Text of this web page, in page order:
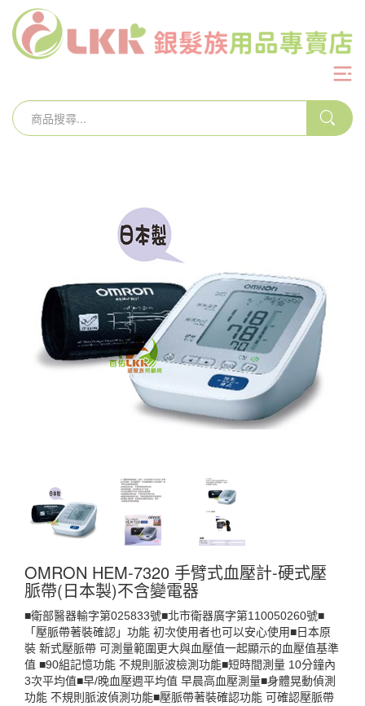
OMRON HEM-7320 手臂式血壓計-硬式壓
脈帶(日本製)不含變電器
■衛部醫器輸字第025833號■北市衛器廣字第110050260號■
「壓脈帶著裝確認」功能 初次使用者也可以安心使用■日本原
裝 新式壓脈帶 可測量範圍更大與血壓值一起顯示的血壓值基準
值 ■90組記憶功能 不規則脈波檢測功能■短時間測量 10分鐘內
3次平均值■早/晚血壓週平均值 早晨高血壓測量■身體晃動偵測
功能 不規則脈波偵測功能■壓脈帶著裝確認功能 可確認壓脈帶